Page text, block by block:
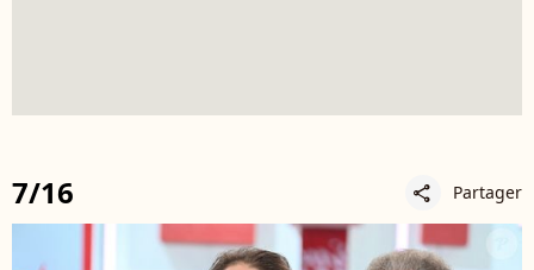
7/16 share Partager